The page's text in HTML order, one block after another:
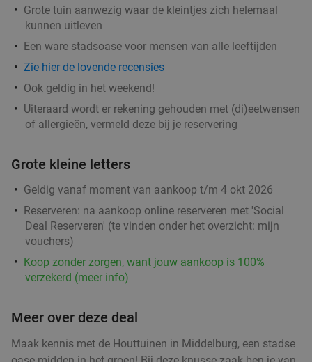
Grote tuin aanwezig waar de kleintjes zich helemaal
kunnen uitleven
Een ware stadsoase voor mensen van alle leeftijden
Zie hier de lovende recensies
Ook geldig in het weekend!
Uiteraard wordt er rekening gehouden met (di)eetwensen
of allergieën, vermeld deze bij je reservering
Grote kleine letters
Geldig vanaf moment van aankoop t/m 4 okt 2026
Reserveren: na aankoop online reserveren met 'Social
Deal Reserveren' (te vinden onder het overzicht: mijn
vouchers)
Koop zonder zorgen, want jouw aankoop is 100%
verzekerd (meer info)
Meer over deze deal
Maak kennis met de Houttuinen in Middelburg, een stadse